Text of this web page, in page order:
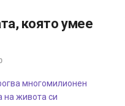
която умее
многомилионен
на живота си